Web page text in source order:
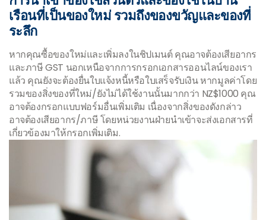
เรือนที่เป็นของใหม่ รวมถึงของขวัญและของที่
ระลึก
หากคุณซื้อของใหม่และเพิ่มลงในชิปเมนต์ คุณอาจต้องเสียอากร
และภาษี GST นอกเหนือจากการกรอกเอกสารออนไลน์ของเรา
แล้ว คุณยังจะต้องยื่นใบแจ้งหนี้หรือใบเสร็จรับเงิน หากมูลค่าโดย
รวมของสิ่งของที่ใหม่/ยังไม่ได้ใช้งานนั้นมากกว่า NZ$1000 คุณ
อาจต้องกรอกแบบฟอร์มอื่นเพิ่มเติม เนื่องจากสิ่งของดังกล่าว
อาจต้องเสียอากร/ภาษี โดยหน่วยงานฝ่ายนำเข้าจะส่งเอกสารที่
เกี่ยวข้องมาให้กรอกเพิ่มเติม.